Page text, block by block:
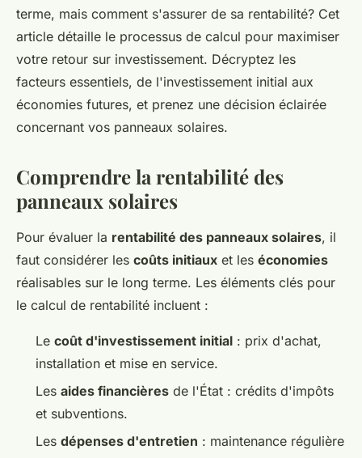
terme, mais comment s'assurer de sa rentabilité? Cet
article détaille le processus de calcul pour maximiser
votre retour sur investissement. Décryptez les
facteurs essentiels, de l'investissement initial aux
économies futures, et prenez une décision éclairée
concernant vos panneaux solaires.
Comprendre la rentabilité des
panneaux solaires
Pour évaluer la rentabilité des panneaux solaires, il
faut considérer les coûts initiaux et les économies
réalisables sur le long terme. Les éléments clés pour
le calcul de rentabilité incluent :
Le coût d'investissement initial : prix d'achat,
installation et mise en service.
Les aides financières de l'État : crédits d'impôts
et subventions.
Les dépenses d'entretien : maintenance régulière